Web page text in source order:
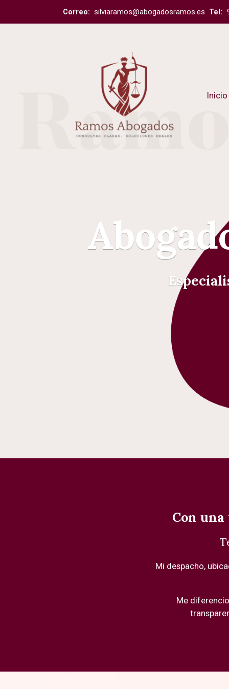
Correo: silviaramos@abogadosramos.es Tel:
Inicio
Con
Mi despacho,
Me